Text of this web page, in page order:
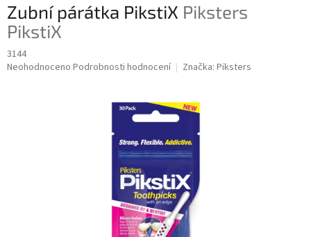
Zubní párátka PikstiX Piksters
PikstiX
3144
Průměrné
Neohodnoceno Podrobnosti hodnocení Značka: Piksters